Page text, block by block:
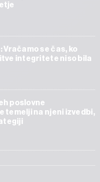
Vračamo se čas, ko
integritete niso bila
poslovne
na njeni izvedbi,